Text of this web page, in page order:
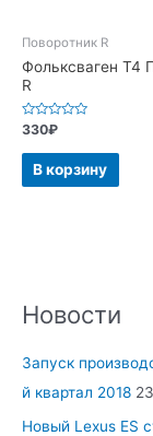
Новости
Запуск
й квартал 2018
Новый Lexus ES
Поворотник R
Фольксваген Т4
R
Оценка
0
из
330₽
В корзину